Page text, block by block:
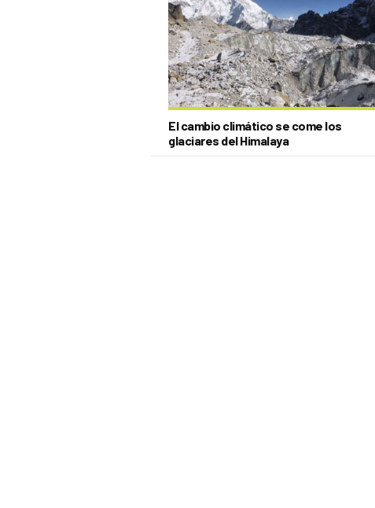
El cambio climático se come los
glaciares del Himalaya